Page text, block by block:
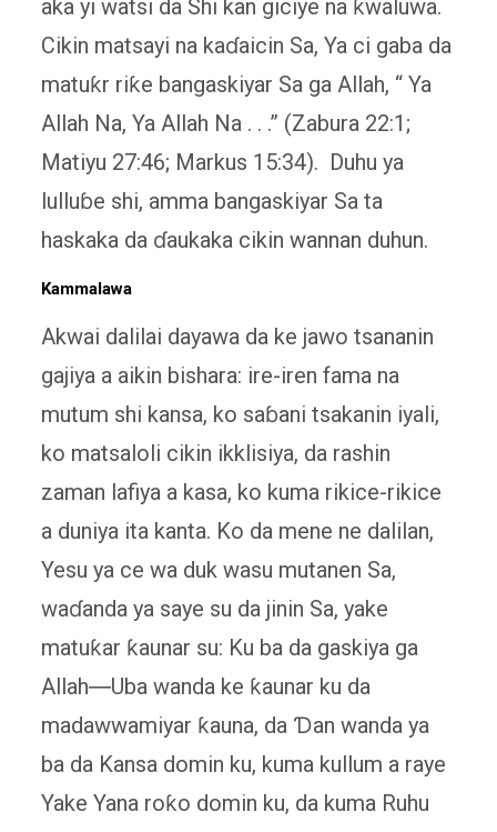
aka yi watsi da Shi kan giciye na ƙwaluwa.
Cikin matsayi na kaɗaicin Sa, Ya ci gaba da
matuƙr riƙe bangaskiyar Sa ga Allah, “ Ya
Allah Na, Ya Allah Na . . .” (Zabura 22:1;
Matiyu 27:46; Markus 15:34). Duhu ya
lulluɓe shi, amma bangaskiyar Sa ta
haskaka da ɗaukaka cikin wannan duhun.
Kammalawa
Akwai dalilai dayawa da ke jawo tsananin
gajiya a aikin bishara: ire-iren fama na
mutum shi kansa, ko saɓani tsakanin iyali,
ko matsaloli cikin ikklisiya, da rashin
zaman lafiya a kasa, ko kuma rikice-rikice
a duniya ita kanta. Ko da mene ne dalilan,
Yesu ya ce wa duk wasu mutanen Sa,
waɗanda ya saye su da jinin Sa, yake
matuƙar ƙaunar su: Ku ba da gaskiya ga
Allah―Uba wanda ke ƙaunar ku da
madawwamiyar ƙauna, da Ɗan wanda ya
ba da Kansa domin ku, kuma kullum a raye
Yake Yana roƙo domin ku, da kuma Ruhu